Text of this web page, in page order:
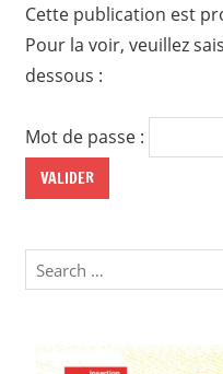
Cette publication est
Pour la voir, veuillez
dessous :
Mot de passe :